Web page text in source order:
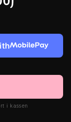
i kassen